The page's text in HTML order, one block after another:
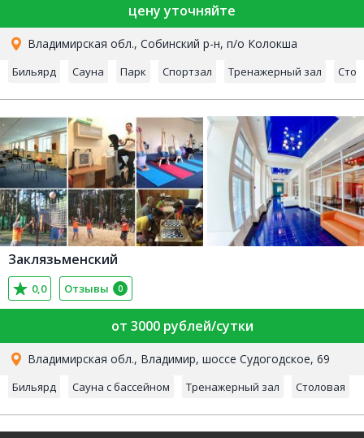
цену уточняйте
Владимирская обл., Собинский р-н, п/о Колокша
Бильярд Сауна Парк Спортзал Тренажерный зал
Заклязьменский
0,0 Отзывы 0
от 3000 рублей/сутки
Владимирская обл., Владимир, шоссе Судогодское, 69
Бильярд Сауна с бассейном Тренажерный зал Столовая